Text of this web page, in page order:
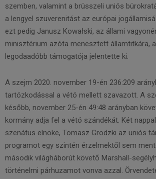
szemben, valamint a brüsszeli uniós
a lengyel szuverenitást az európai
ezt pedig Janusz Kowałski, az állami
minisztérium azóta menesztett államtitkára,
legodaadóbb támogatója jelentette ki.
A szejm 2020. november 19-én 236:209
tartózkodással a vétó mellett szavazott. A
később, november 25-én 49:48 arányban
kormány adja fel a vétó szándékát. Két
szenátus elnöke, Tomasz Grodzki az uniós
programot egy szintén érzelmektől sem
második világháborút követő Marshall-
történelmi párhuzamot vonva azzal.